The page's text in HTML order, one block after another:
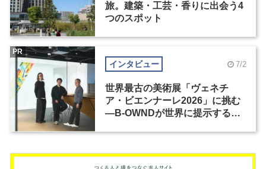
旅。建築・工芸・香りに出会う4
つのスポット
インタビュー 7/2
世界最古の美術展「ヴェネチ
ア・ビエンナーレ2026」に挑む
―B-OWNDが世界に提示する美
PR